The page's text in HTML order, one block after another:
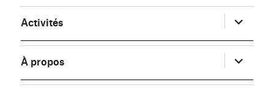
Activités ouvrir
le
sous-
menu
À propos
ouvrir
le
sous-
menu